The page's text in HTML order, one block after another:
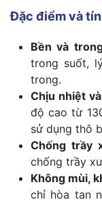
Đặc điểm và
Bền và
trong suốt,
trong.
Chịu nhiệt
độ cao từ
sử dụng thô
Chống trầy
chống trầy
Không mùi,
chỉ hòa tan